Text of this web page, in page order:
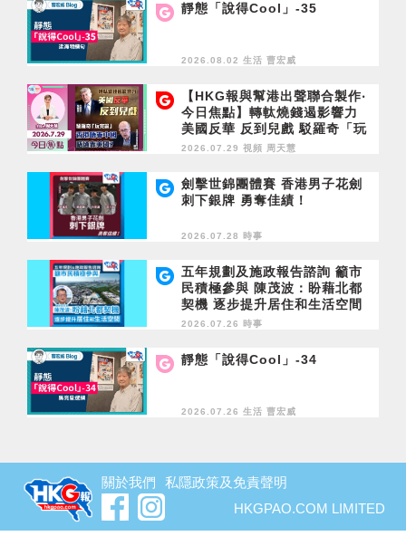
靜態「說得Cool」-35
2026.08.02 生活 曹宏威
【HKG報與幫港出聲聯合製作‧
今日焦點】轉軚燒錢遏影響力
美國反華 反到兒戲 駁羅奇「玩
完論」 香港唔靠中國 唔通靠美
2026.07.29 視頻 周天慧
劍擊世錦團體賽 香港男子花劍
刺下銀牌 勇奪佳績！
2026.07.28 時事
五年規劃及施政報告諮詢 籲市
民積極參與 陳茂波：盼藉北都
契機 逐步提升居住和生活空間
2026.07.26 時事
靜態「說得Cool」-34
2026.07.26 生活 曹宏威
關於我們
私隱政策及免責聲明
HKGPAO.COM LIMITED